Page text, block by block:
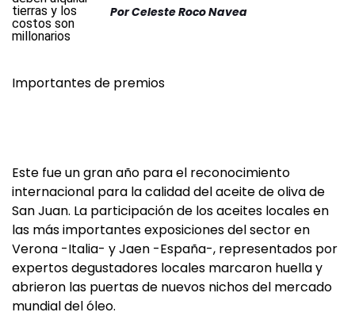
PorCeleste Roco Navea
Importantes de premios
Este fue un gran año para el reconocimiento
internacional para la calidad del aceite de oliva de
San Juan. La participación de los aceites locales en
las más importantes exposiciones del sector en
Verona -Italia- y Jaen -España-, representados por
expertos degustadores locales marcaron huella y
abrieron las puertas de nuevos nichos del mercado
mundial del óleo.